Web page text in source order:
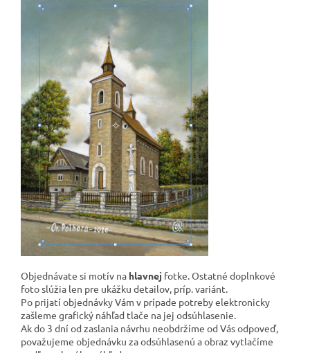
Objednávate si motív na hlavnej fotke. Ostatné doplnkové
foto slúžia len pre ukážku detailov, príp. variánt.
Po prijatí objednávky Vám v prípade potreby elektronicky
zašleme grafický náhľad tlače na jej odsúhlasenie.
Ak do 3 dní od zaslania návrhu neobdržíme od Vás odpoveď,
považujeme objednávku za odsúhlasenú a obraz vytlačíme